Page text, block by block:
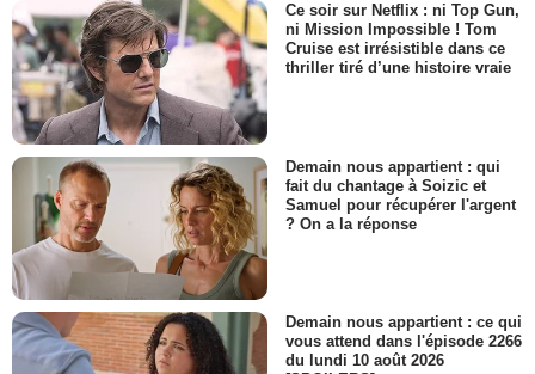
Ce soir sur Netflix : ni Top Gun,
ni Mission Impossible ! Tom
Cruise est irrésistible dans ce
thriller tiré d’une histoire vraie
Demain nous appartient : qui
fait du chantage à Soizic et
Samuel pour récupérer l'argent
? On a la réponse
Demain nous appartient : ce qui
vous attend dans l'épisode 2266
du lundi 10 août 2026